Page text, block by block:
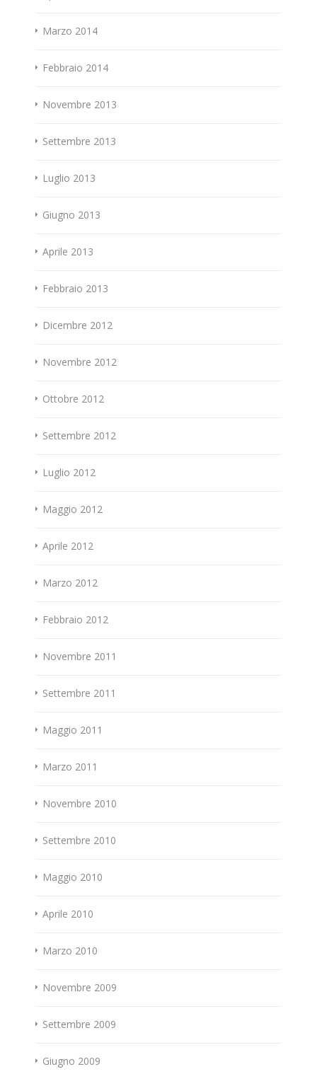
Marzo 2014
Febbraio 2014
Novembre 2013
Settembre 2013
Luglio 2013
Giugno 2013
Aprile 2013
Febbraio 2013
Dicembre 2012
Novembre 2012
Ottobre 2012
Settembre 2012
Luglio 2012
Maggio 2012
Aprile 2012
Marzo 2012
Febbraio 2012
Novembre 2011
Settembre 2011
Maggio 2011
Marzo 2011
Novembre 2010
Settembre 2010
Maggio 2010
Aprile 2010
Marzo 2010
Novembre 2009
Settembre 2009
Giugno 2009